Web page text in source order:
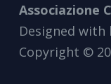
Associazione
Designed with
Copyright ©